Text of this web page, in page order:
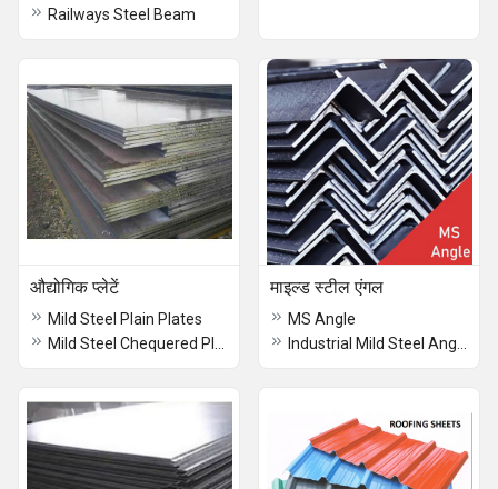
Railways Steel Beam
औद्योगिक प्लेटें
Mild Steel Plain Plates
माइल्ड स्टील एंगल
MS Angle